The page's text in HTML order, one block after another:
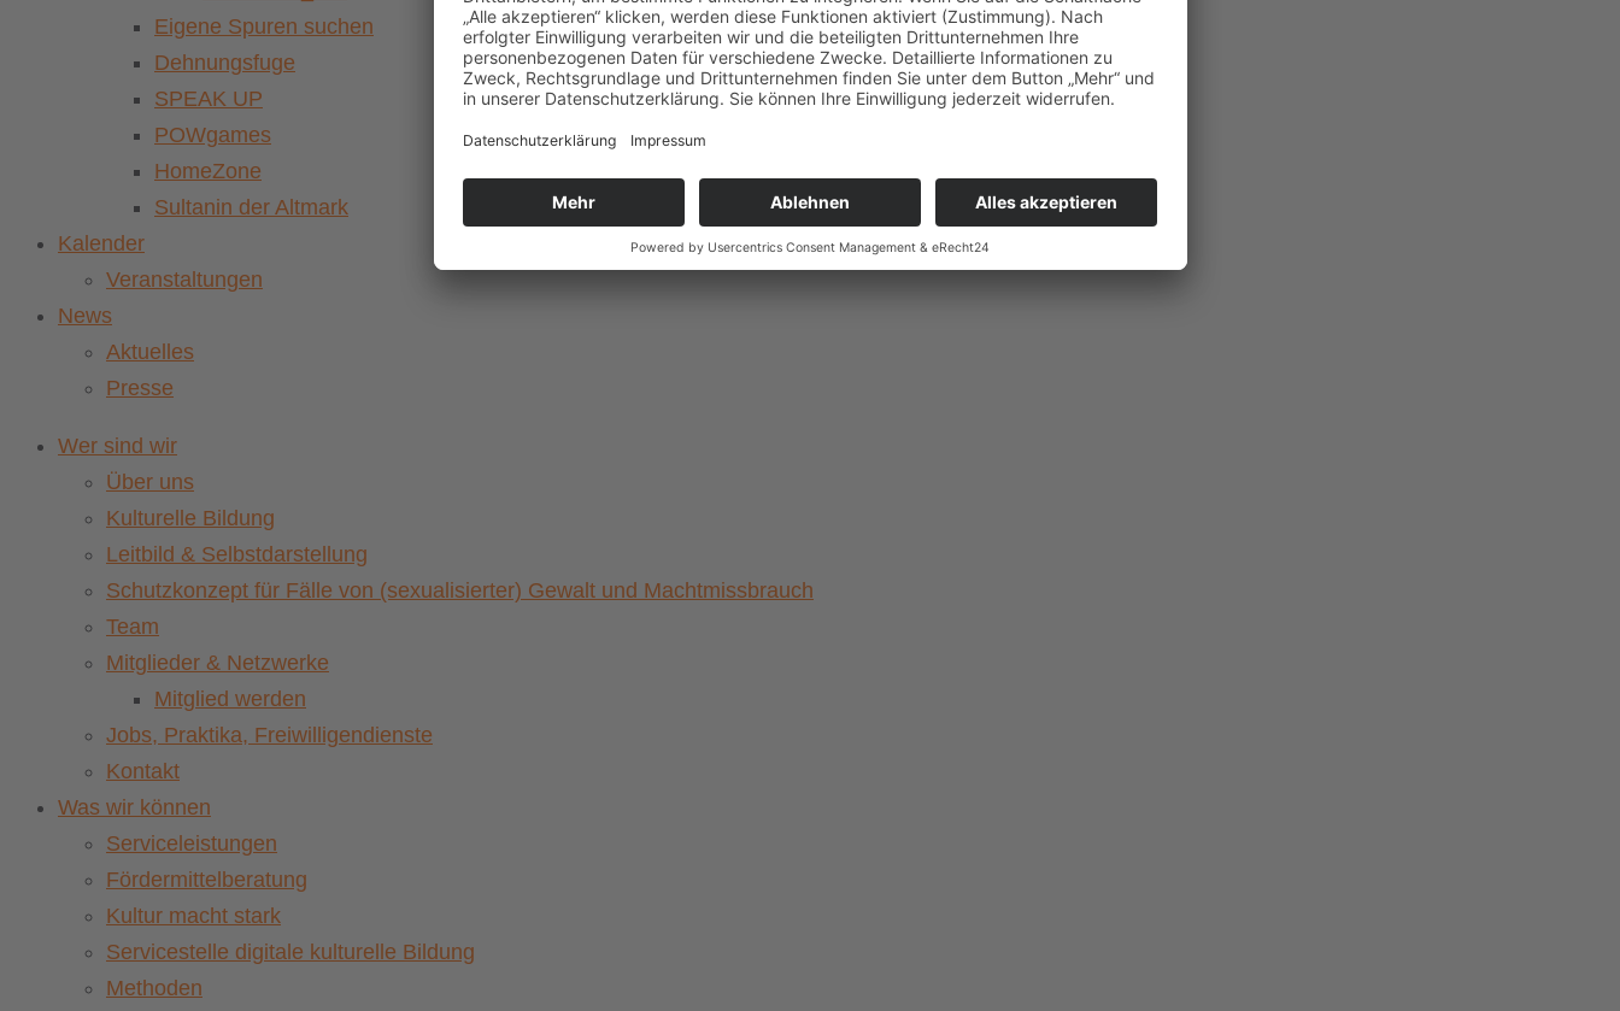
Eigene Spuren suchen
Dehnungsfuge
SPEAK UP
POWgames
HomeZone
Sultanin der Altmark
Kalender
Veranstaltungen
News
Aktuelles
Presse
Wer sind wir
Über uns
Kulturelle Bildung
Leitbild & Selbstdarstellung
Schutzkonzept für Fälle von (sexualisierter) Gewalt und Machtmissbrauch
Team
Mitglieder & Netzwerke
Mitglied werden
Jobs, Praktika, Freiwilligendienste
Kontakt
Was wir können
Serviceleistungen
Fördermittelberatung
Kultur macht stark
Servicestelle digitale kulturelle Bildung
Methoden